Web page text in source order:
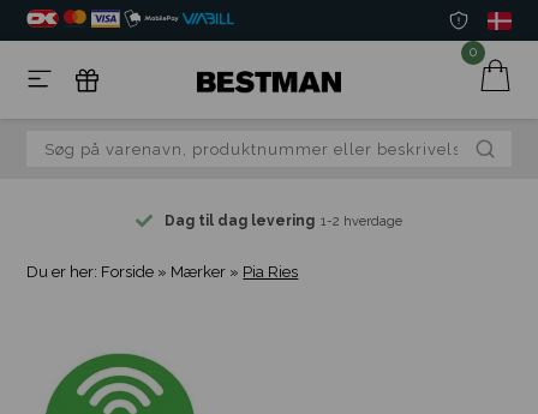
0
Dag til dag levering 1-2 hverdage
Du er her: Forside » Mærker » Pia Ries